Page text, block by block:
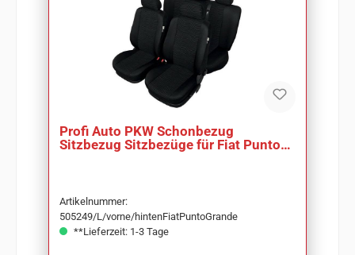
Profi Auto PKW Schonbezug
Sitzbezug Sitzbezüge für Fiat Punto
Artikelnummer:
505249/L/vorne/hintenFiatPuntoGrande
**Lieferzeit: 1-3 Tage